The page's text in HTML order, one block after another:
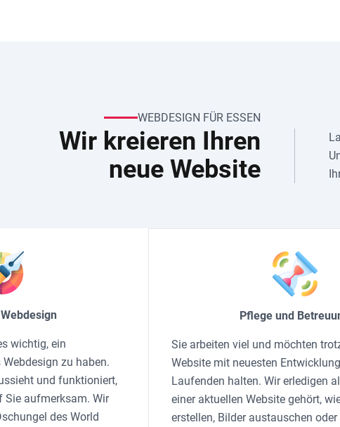
WEBDESIGN FÜR ESSEN
Wir kreieren Ihren
neue Website
wichtig, ein
zu haben.
und funktioniert,
Sie aufmerksam. Wir
des World
Pflege und
Sie arbeiten viel und möchten
Website mit neuesten
Laufenden halten. Wir erledigen
einer aktuellen Website gehört,
erstellen, Bilder austauschen